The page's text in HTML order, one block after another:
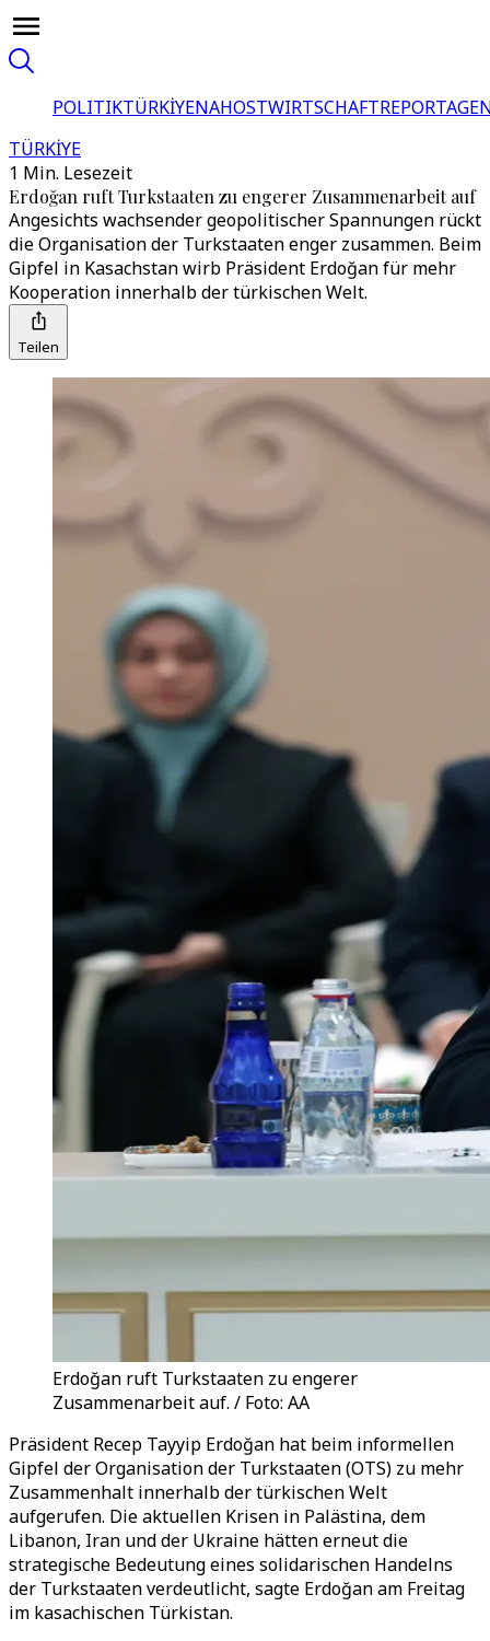
POLITIKTÜRKİYENAHOSTWIRTSCHAFT
TÜRKİYE
1 Min. Lesezeit
Erdoğan ruft Turkstaaten zu engerer Zusammenarbeit auf
Angesichts wachsender geopolitischer Spannungen rückt
die Organisation der Turkstaaten enger zusammen. Beim
Gipfel in Kasachstan wirb Präsident Erdoğan für mehr
Kooperation innerhalb der türkischen Welt.
Teilen
Erdoğan ruft Turkstaaten zu engerer
Zusammenarbeit auf. / Foto: AA
Präsident Recep Tayyip Erdoğan hat beim informellen
Gipfel der Organisation der Turkstaaten (OTS) zu mehr
Zusammenhalt innerhalb der türkischen Welt
aufgerufen. Die aktuellen Krisen in Palästina, dem
Libanon, Iran und der Ukraine hätten erneut die
strategische Bedeutung eines solidarischen Handelns
der Turkstaaten verdeutlicht, sagte Erdoğan am Freitag
im kasachischen Türkistan.